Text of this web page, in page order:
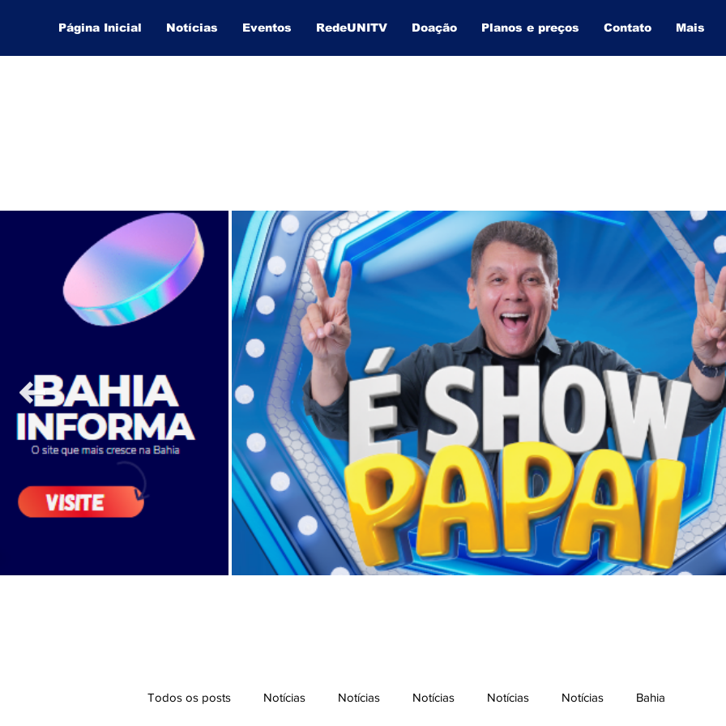
Página Inicial Notícias Eventos RedeUNITV Doação Planos e preços Contato Mais
Todos os posts Notícias Notícias Notícias Notícias Notícias Bahia